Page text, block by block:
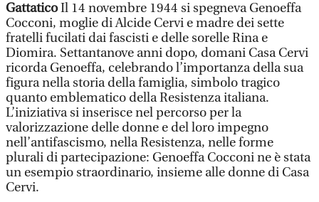
GattaticoIl 14 novembre 1944 si spegneva Genoeffa
Cocconi, moglie di Alcide Cervi e madre dei sette
fratelli fucilati dai fascisti e delle sorelle Rina e
Diomira. Settantanove anni dopo, domani Casa Cervi
ricorda Genoeffa, celebrando l’importanza della sua
figura nella storia della famiglia, simbolo tragico
quanto emblematico della Resistenza italiana.
L’iniziativa si inserisce nel percorso per la
valorizzazione delle donne e del loro impegno
nell’antifascismo, nella Resistenza, nelle forme
plurali di partecipazione: Genoeffa Cocconi ne è stata
un esempio straordinario, insieme alle donne di Casa
Cervi.